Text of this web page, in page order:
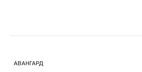
АВАНГАРД